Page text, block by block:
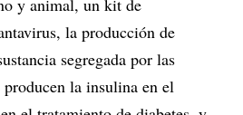
y animal, un kit de
la producción de
segregada por las
la insulina en el